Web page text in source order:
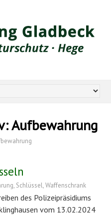
Aufbewahrung
, Schlüssel,Waffenschrank
des Polizeipräsidiums
vom 13.02.2024